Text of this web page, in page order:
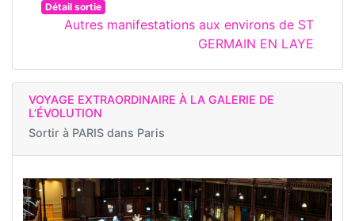
Détail sortie
Autres manifestations aux environs de ST
GERMAIN EN LAYE
VOYAGE EXTRAORDINAIRE À LA GALERIE DE
L’ÉVOLUTION
Sortir à PARIS dans Paris